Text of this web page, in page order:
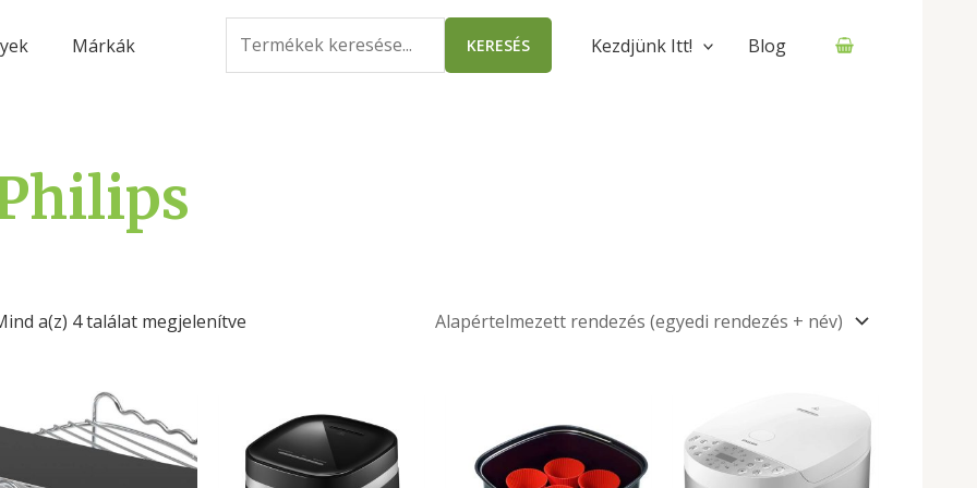
Márkák
for:
KERESÉS Kezdjünk Itt! Blog
a(z) 4 találat megjelenítve